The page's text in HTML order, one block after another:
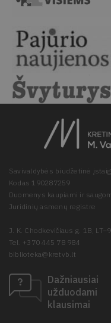
Savivaldybės biudžetinė
Kodas 190287259
Duomenys kaupiami ir
Juridinių asmenų registre
J. K. Chodkevičiaus g. 1B,
Tel. +370 445 78 984
biblioteka@kretvb.lt
Dažniausiai
užduodami
klausimai